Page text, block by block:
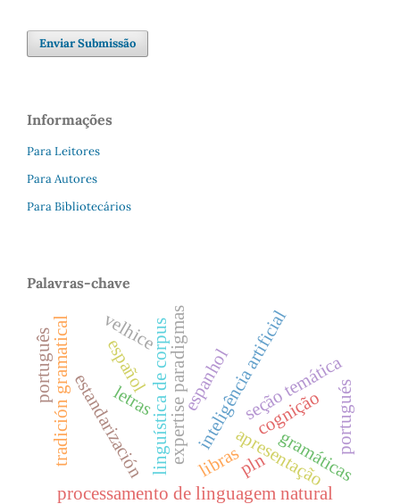
Enviar Submissão
Informações
Para Leitores
Para Autores
Para Bibliotecários
Palavras-chave
linguística de corpus
processamento de linguagem natural
inteligência artificial
letras
apresentação
seção temática
cognição
expertise paradigmas
estandarización gramáticas
tradición gramatical portugués
español
português espanhol
libraspln
velhice